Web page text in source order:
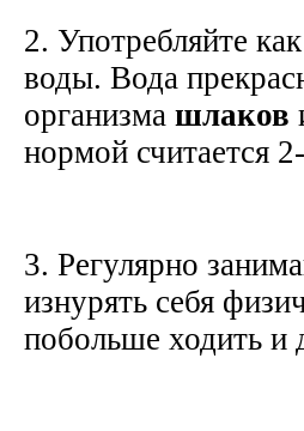
2. Употребляйте
воды. Вода
организма шлаков
нормой считается
3. Регулярно
изнурять себя
побольше ходить и